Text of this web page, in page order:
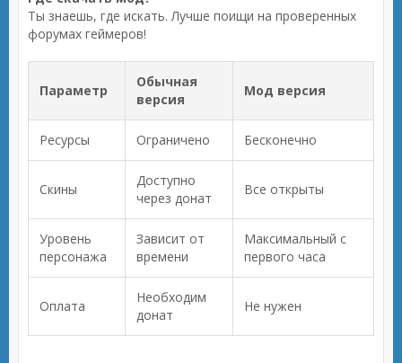
Ты знаешь, где искать. Лучше поищи на проверенных
форумах геймеров!
Параметр
Обычная
версия
Мод версия
Ресурсы Ограничено Бесконечно
Скины
Доступно
через донат
Все открыты
Уровень
персонажа
Зависит от
времени
Максимальный с
первого часа
Оплата
Необходим
донат
Не нужен